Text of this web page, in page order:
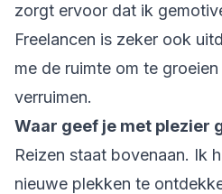
zorgt ervoor dat ik
Freelancen is zeker ook
me de ruimte om te
verruimen.
Waar geef je met plezier
Reizen staat bovenaan. Ik
nieuwe plekken te